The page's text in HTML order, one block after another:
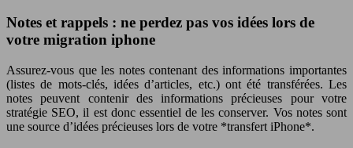
Notes et rappels : ne perdez pas vos idées lors de
votre migration iphone
Assurez-vous que les notes contenant des informations importantes
(listes de mots-clés, idées d’articles, etc.) ont été transférées. Les
notes peuvent contenir des informations précieuses pour votre
stratégie SEO, il est donc essentiel de les conserver. Vos notes sont
une source d’idées précieuses lors de votre *transfert iPhone*.